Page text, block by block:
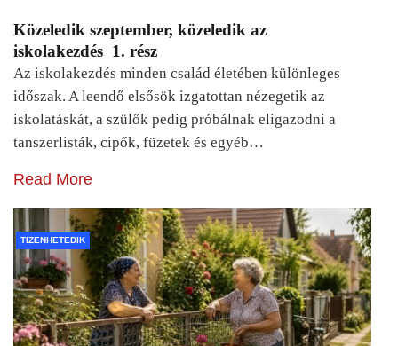
Közeledik szeptember, közeledik az
iskolakezdés 1. rész
Az iskolakezdés minden család életében különleges
időszak. A leendő elsősök izgatottan nézegetik az
iskolatáskát, a szülők pedig próbálnak eligazodni a
tanszerlisták, cipők, füzetek és egyéb…
Read More
TIZENHETEDIK